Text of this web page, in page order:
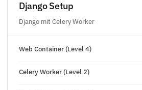
Django Setup
Django mit Celery Worker
Web Container (Level 4)
Celery Worker (Level 2)